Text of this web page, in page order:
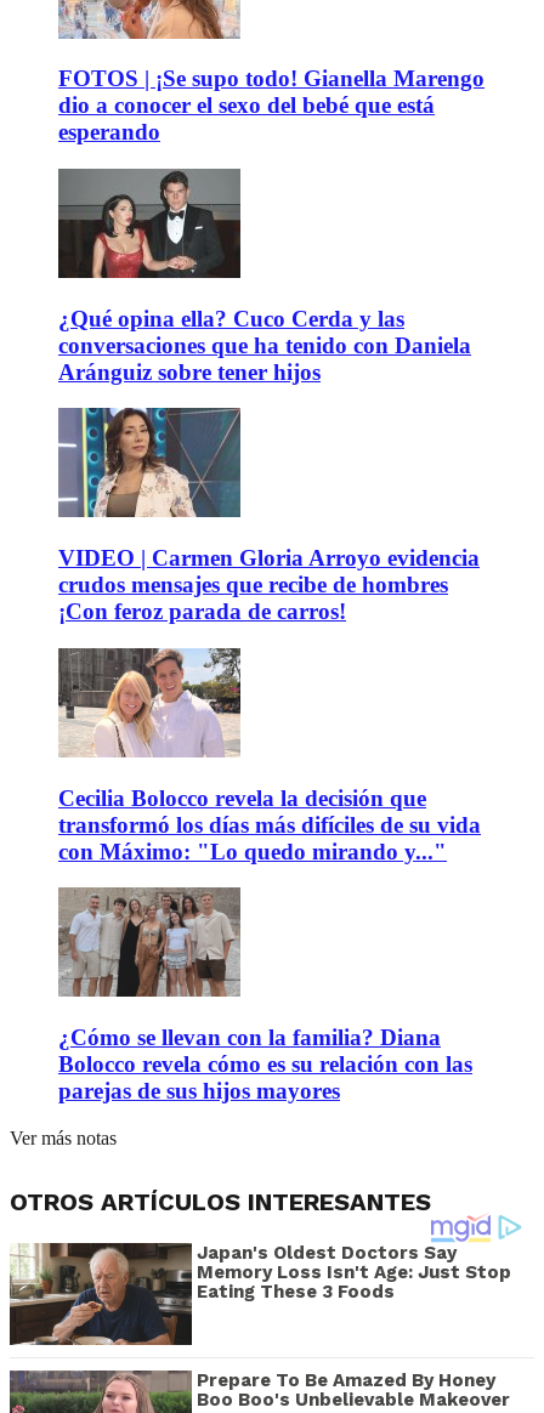
FOTOS | ¡Se supo todo! Gianella Marengo
dio a conocer el sexo del bebé que está
esperando
¿Qué opina ella? Cuco Cerda y las
conversaciones que ha tenido con Daniela
Aránguiz sobre tener hijos
VIDEO | Carmen Gloria Arroyo evidencia
crudos mensajes que recibe de hombres
¡Con feroz parada de carros!
Cecilia Bolocco revela la decisión que
transformó los días más difíciles de su vida
con Máximo: "Lo quedo mirando y..."
¿Cómo se llevan con la familia? Diana
Bolocco revela cómo es su relación con las
parejas de sus hijos mayores
Ver más notas
OTROS ARTÍCULOS INTERESANTES
Japan's Oldest Doctors Say
Memory Loss Isn't Age: Just Stop
Eating These 3 Foods
Prepare To Be Amazed By Honey
Boo Boo's Unbelievable Makeover